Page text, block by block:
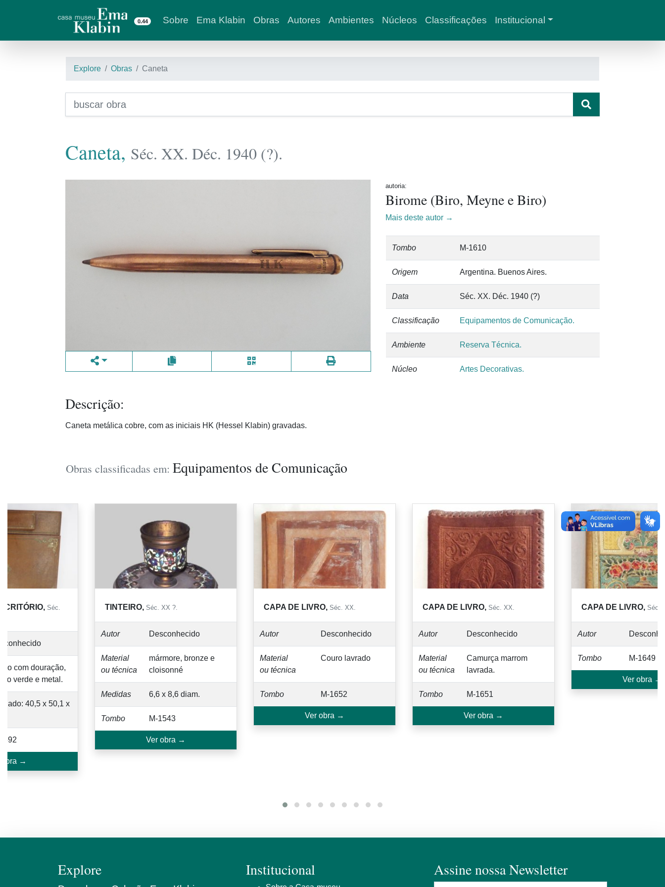
0.44 Sobre Ema Klabin Obras Autores Ambientes Núcleos Classificações Institucional
Explore Obras Caneta
Caneta, Séc. XX. Déc. 1940 (?).
autoria:
Birome (Biro, Meyne e Biro)
Mais deste autor →
Tombo M-1610
Origem Argentina. Buenos Aires.
Data Séc. XX. Déc. 1940 (?)
Classificação Equipamentos de Comunicação.
Ambiente Reserva Técnica.
Núcleo Artes Decorativas.
Descrição:
Caneta metálica cobre, com as iniciais HK (Hessel Klabin) gravadas.
Obras classificadas em: Equipamentos de Comunicação
Séc.
com douração,
verde e metal.
40,5 x 50,1 x
obra →
TINTEIRO, Séc. XX ?.
Autor Desconhecido
Material
ou técnica
mármore, bronze e
cloisonné
Medidas 6,6 x 8,6 diam.
Tombo M-1543
Ver obra →
CAPA DE LIVRO, Séc. XX.
Autor Desconhecido
Material
ou técnica
Couro lavrado
Tombo M-1652
Ver obra →
CAPA DE LIVRO, Séc. XX.
Autor Desconhecido
Material
ou técnica
Camurça marrom
lavrada.
Tombo M-1651
Ver obra →
CAPA DE LIVRO, Séc.
Autor
Tombo M-1649
Ver obra →
Explore Institucional Assine nossa Newsletter